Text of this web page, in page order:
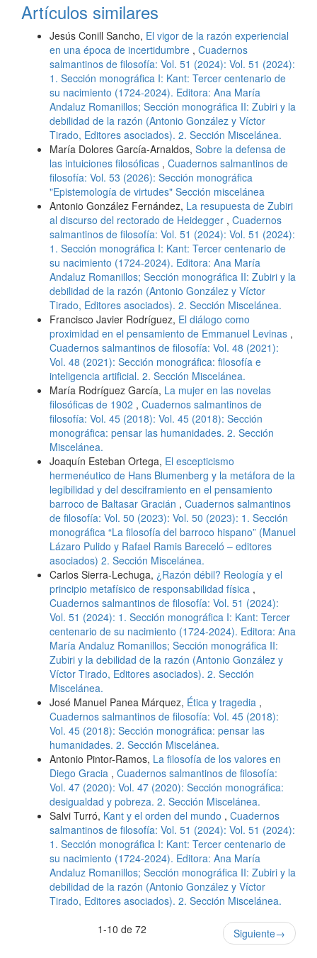
Artículos similares
Jesús Conill Sancho, El vigor de la razón experiencial
en una época de incertidumbre , Cuadernos
salmantinos de filosofía: Vol. 51 (2024): Vol. 51 (2024):
1. Sección monográfica I: Kant: Tercer centenario de
su nacimiento (1724-2024). Editora: Ana María
Andaluz Romanillos; Sección monográfica II: Zubiri y la
debilidad de la razón (Antonio González y Víctor
Tirado, Editores asociados). 2. Sección Miscelánea.
María Dolores García-Arnaldos, Sobre la defensa de
las intuiciones filosóficas , Cuadernos salmantinos de
filosofía: Vol. 53 (2026): Sección monográfica
"Epistemología de virtudes" Sección miscelánea
Antonio González Fernández, La resupuesta de Zubiri
al discurso del rectorado de Heidegger , Cuadernos
salmantinos de filosofía: Vol. 51 (2024): Vol. 51 (2024):
1. Sección monográfica I: Kant: Tercer centenario de
su nacimiento (1724-2024). Editora: Ana María
Andaluz Romanillos; Sección monográfica II: Zubiri y la
debilidad de la razón (Antonio González y Víctor
Tirado, Editores asociados). 2. Sección Miscelánea.
Francisco Javier Rodríguez, El diálogo como
proximidad en el pensamiento de Emmanuel Levinas ,
Cuadernos salmantinos de filosofía: Vol. 48 (2021):
Vol. 48 (2021): Sección monográfica: filosofía e
inteligencia artificial. 2. Sección Miscelánea.
María Rodríguez García, La mujer en las novelas
filosóficas de 1902 , Cuadernos salmantinos de
filosofía: Vol. 45 (2018): Vol. 45 (2018): Sección
monográfica: pensar las humanidades. 2. Sección
Miscelánea.
Joaquín Esteban Ortega, El escepticismo
hermenéutico de Hans Blumenberg y la metáfora de la
legibilidad y del desciframiento en el pensamiento
barroco de Baltasar Gracián , Cuadernos salmantinos
de filosofía: Vol. 50 (2023): Vol. 50 (2023): 1. Sección
monográfica “La filosofía del barroco hispano” (Manuel
Lázaro Pulido y Rafael Ramis Bareceló – editores
asociados) 2. Sección Miscelánea.
Carlos Sierra-Lechuga, ¿Razón débil? Reología y el
principio metafísico de responsabilidad física ,
Cuadernos salmantinos de filosofía: Vol. 51 (2024):
Vol. 51 (2024): 1. Sección monográfica I: Kant: Tercer
centenario de su nacimiento (1724-2024). Editora: Ana
María Andaluz Romanillos; Sección monográfica II:
Zubiri y la debilidad de la razón (Antonio González y
Víctor Tirado, Editores asociados). 2. Sección
Miscelánea.
José Manuel Panea Márquez, Ética y tragedia ,
Cuadernos salmantinos de filosofía: Vol. 45 (2018):
Vol. 45 (2018): Sección monográfica: pensar las
humanidades. 2. Sección Miscelánea.
Antonio Pintor-Ramos, La filosofía de los valores en
Diego Gracia , Cuadernos salmantinos de filosofía:
Vol. 47 (2020): Vol. 47 (2020): Sección monográfica:
desigualdad y pobreza. 2. Sección Miscelánea.
Salvi Turró, Kant y el orden del mundo , Cuadernos
salmantinos de filosofía: Vol. 51 (2024): Vol. 51 (2024):
1. Sección monográfica I: Kant: Tercer centenario de
su nacimiento (1724-2024). Editora: Ana María
Andaluz Romanillos; Sección monográfica II: Zubiri y la
debilidad de la razón (Antonio González y Víctor
Tirado, Editores asociados). 2. Sección Miscelánea.
1-10 de 72
Siguiente→